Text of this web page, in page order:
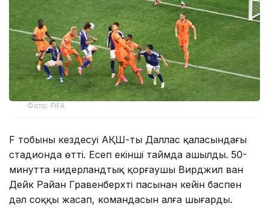
Фото: FIFA
F тобының кездесуі АҚШ-тың Даллас қаласындағы
стадионда өтті. Есеп екінші таймда ашылды. 50-
минутта нидерландтық қорғаушы Вирджил ван
Дейк Райан Гравенберхтің пасынан кейін баспен
дәл соққы жасап, командасын алға шығарды.